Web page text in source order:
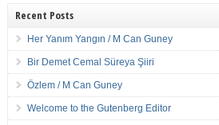
Recent Posts
Her Yanım Yangın / M Can Guney
Bir Demet Cemal Süreya Şiiri
Özlem / M Can Guney
Welcome to the Gutenberg Editor